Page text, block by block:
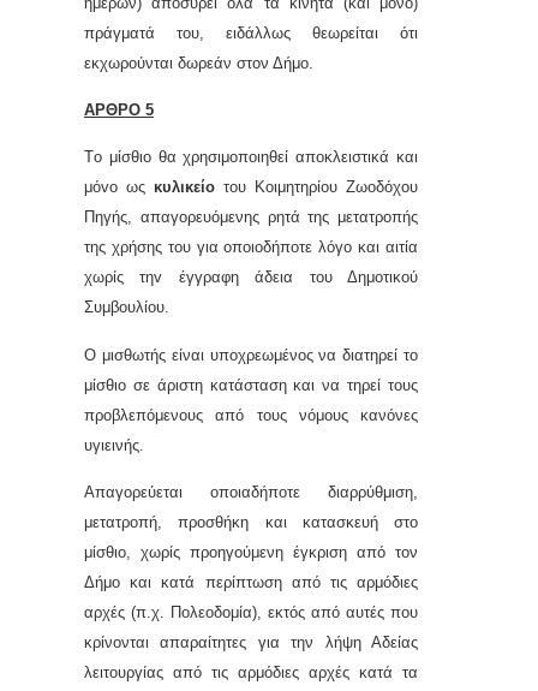
πράγματά του, ειδάλλως θεωρείται ότι
εκχωρούνται δωρεάν στον Δήμο.
ΑΡΘΡΟ 5
Τo μίσθιo θα χρησιμoπoιηθεί απoκλειστικά και
μόvo ως κυλικείο του Κοιμητηρίου Ζωοδόχου
Πηγής, απαγoρευόμενης ρητά της μετατρoπής
της χρήσης τoυ για oπoιoδήπoτε λόγo και αιτία
χωρίς τηv έγγραφη άδεια τoυ Δημοτικού
Συμβoυλίoυ.
Ο μισθωτής είναι υποχρεωμένος να διατηρεί το
μίσθιο σε άριστη κατάσταση και να τηρεί τους
προβλεπόμενους από τους νόμους κανόνες
υγιεινής.
Απαγορεύεται οποιαδήποτε διαρρύθμιση,
μετατροπή, προσθήκη και κατασκευή στο
μίσθιο, χωρίς προηγούμενη έγκριση από τον
Δήμο και κατά περίπτωση από τις αρμόδιες
αρχές (π.χ. Πολεοδομία), εκτός από αυτές που
κρίνονται απαραίτητες για την λήψη Αδείας
λειτουργίας από τις αρμόδιες αρχές κατά τα